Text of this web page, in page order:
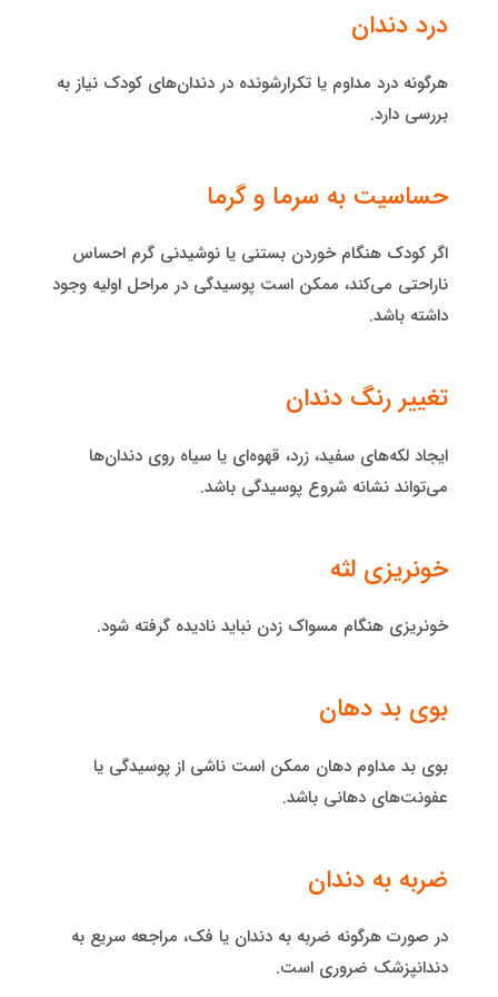
درد دندان
هرگونه درد مداوم یا تکرارشونده در دندان‌های کودک نیاز به
بررسی دارد.
حساسیت به سرما و گرما
اگر کودک هنگام خوردن بستنی یا نوشیدنی گرم احساس
ناراحتی می‌کند، ممکن است پوسیدگی در مراحل اولیه وجود
داشته باشد.
تغییر رنگ دندان
ایجاد لکه‌های سفید، زرد، قهوه‌ای یا سیاه روی دندان‌ها
می‌تواند نشانه شروع پوسیدگی باشد.
خونریزی لثه
خونریزی هنگام مسواک زدن نباید نادیده گرفته شود.
بوی بد دهان
بوی بد مداوم دهان ممکن است ناشی از پوسیدگی یا
عفونت‌های دهانی باشد.
ضربه به دندان
در صورت هرگونه ضربه به دندان یا فک، مراجعه سریع به
دندانپزشک ضروری است.